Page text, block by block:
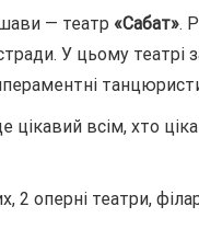
— театр «Сабат».
У цьому
цікавий всім, хто
2 оперні театри,